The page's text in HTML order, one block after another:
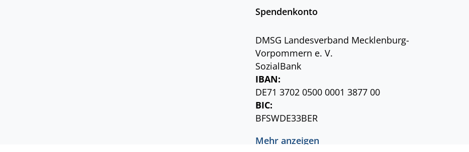
Spendenkonto
DMSG Landesverband Mecklenburg-
Vorpommern e. V.
SozialBank
IBAN:
DE71 3702 0500 0001 3877 00
BIC:
BFSWDE33BER
Mehr anzeigen